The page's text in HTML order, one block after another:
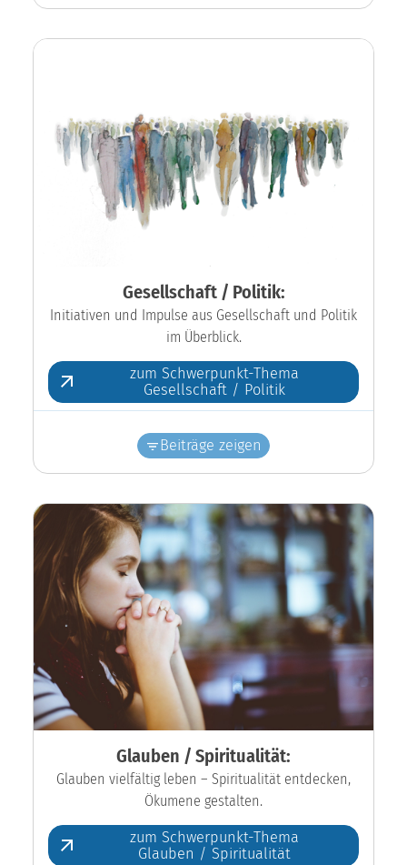
Gesellschaft / Politik:
Initiativen und Impulse aus Gesellschaft und Politik
im Überblick.
zum Schwerpunkt-Thema
Gesellschaft / Politik
Beiträge zeigen
Glauben / Spiritualität:
Glauben vielfältig leben – Spiritualität entdecken,
Ökumene gestalten.
zum Schwerpunkt-Thema
Glauben / Spiritualität